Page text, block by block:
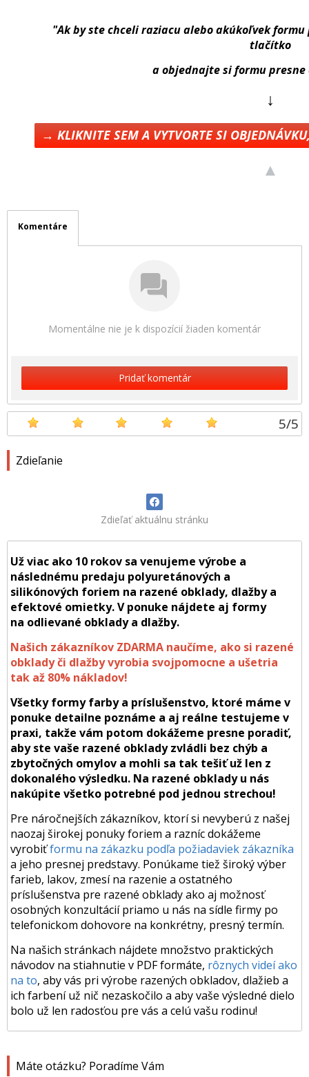
Máte otázku? Poradíme Vám
"Ak by ste chceli raziacu alebo akúkoľvek
tlačítko
a objednajte si formu presne
↓
→ KLIKNITE SEM A VYTVORTE SI
▲
Komentáre
Momentálne nie je k dispozícií žiaden komentár
Pridať komentár
5/5
Zdieľanie
Zdieľať aktuálnu stránku
Už viac ako 10 rokov sa venujeme výrobe a
následnému predaju polyuretánových a
silikónových foriem na razené obklady, dlažby a
efektové omietky. V ponuke nájdete aj formy
na odlievané obklady a dlažby.
Našich zákazníkov ZDARMA naučíme, ako si razené
obklady či dlažby vyrobia svojpomocne a ušetria
tak až 80% nákladov!
Všetky formy farby a príslušenstvo, ktoré máme v
ponuke detailne poznáme a aj reálne testujeme v
praxi, takže vám potom dokážeme presne poradiť,
aby ste vaše razené obklady zvládli bez chýb a
zbytočných omylov a mohli sa tak tešiť už len z
dokonalého výsledku. Na razené obklady u nás
nakúpite všetko potrebné pod jednou strechou!
Pre náročnejších zákazníkov, ktorí si nevyberú z našej
naozaj širokej ponuky foriem a razníc dokážeme
vyrobiťformu na zákazku podľa požiadaviek zákazníka
a jeho presnej predstavy. Ponúkame tiež široký výber
farieb, lakov, zmesí na razenie a ostatného
príslušenstva pre razené obklady ako aj možnosť
osobných konzultácií priamo u nás na sídle firmy po
telefonickom dohovore na konkrétny, presný termín.
Na našich stránkach nájdete množstvo praktických
návodov na stiahnutie v PDF formáte, rôznych videí ako
na to, aby vás pri výrobe razených obkladov, dlažieb a
ich farbení už nič nezaskočilo a aby vaše výsledné dielo
bolo už len radosťou pre vás a celú vašu rodinu!